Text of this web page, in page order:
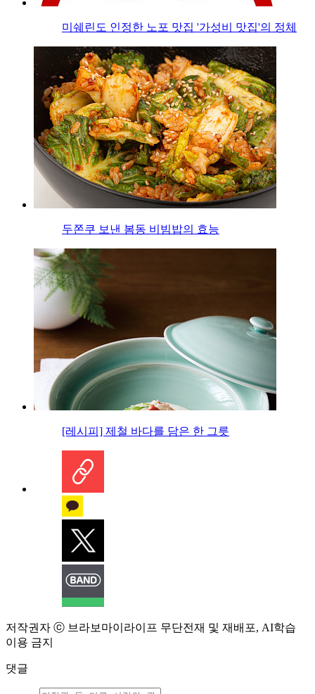
미쉐린도 인정한 노포 맛집 '가성비 맛집'의 정체
두쫀쿠 보낸 봄동 비빔밥의 효능
[레시피] 제철 바다를 담은 한 그릇
저작권자 ⓒ 브라보마이라이프 무단전재 및 재배포, AI학습
이용 금지
댓글